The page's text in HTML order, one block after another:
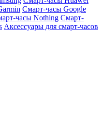
Смарт-часы Google
часы Nothing Смарт-
Аксессуары для смарт-часов